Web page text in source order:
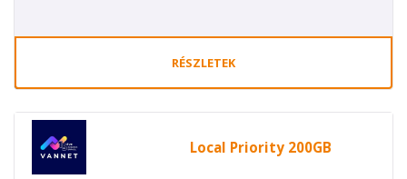
RÉSZLETEK
Local Priority 200GB